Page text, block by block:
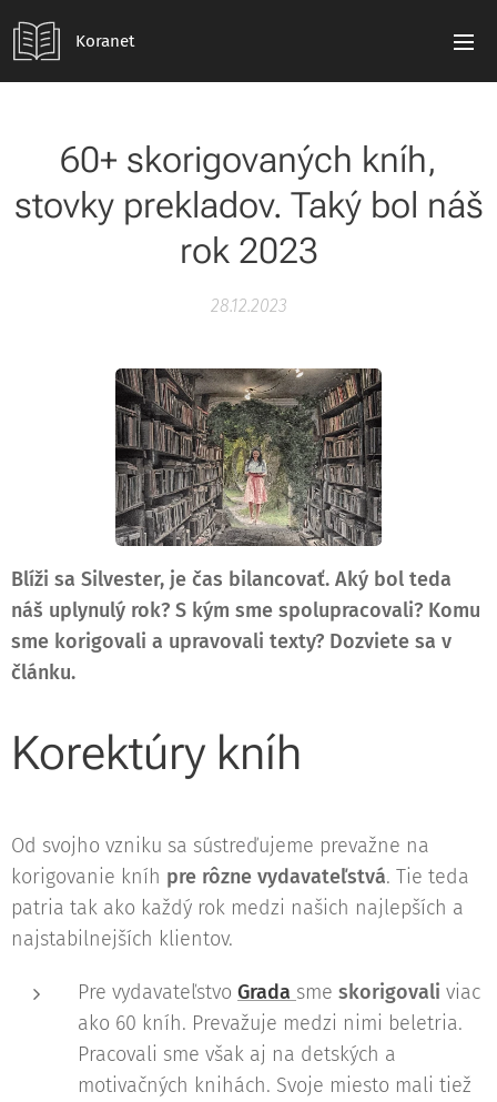
Koranet
60+ skorigovaných kníh,
stovky prekladov. Taký bol náš
rok 2023
28.12.2023
Blíži sa Silvester, je čas bilancovať. Aký bol teda
náš uplynulý rok? S kým sme spolupracovali? Komu
sme korigovali a upravovali texty? Dozviete sa v
článku.
Korektúry kníh
Od svojho vzniku sa sústreďujeme prevažne na
korigovanie kníh pre rôzne vydavateľstvá. Tie teda
patria tak ako každý rok medzi našich najlepších a
najstabilnejších klientov.
Pre vydavateľstvo Grada sme skorigovali viac
ako 60 kníh. Prevažuje medzi nimi beletria.
Pracovali sme však aj na detských a
motivačných knihách. Svoje miesto mali tiež